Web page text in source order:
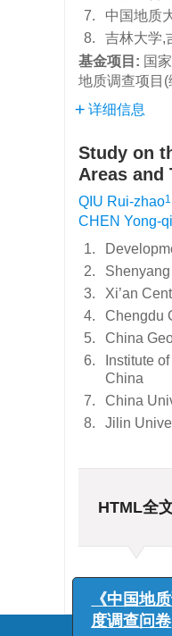
7.
中国地质
8.
吉林大学,
基金项目: 国
地质调查项目(
详细信息
Study on
Areas and
QIU Rui-zhao1
CHEN Yong-
1.
2.
3.
Xi’an
4.
Chengdu
5.
China
6.
Institute
China
7.
China
8.
Jilin
HTML全
《中国地质